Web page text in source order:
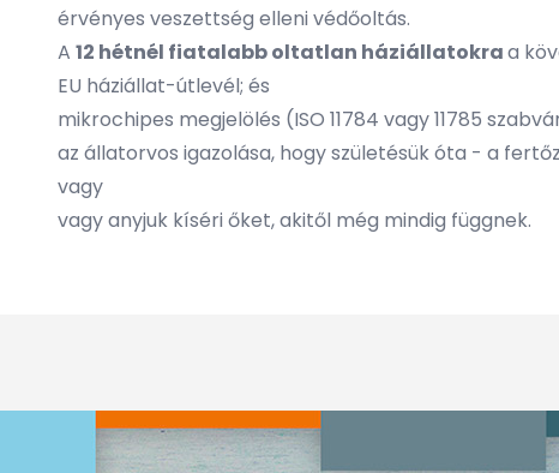
érvényes veszettség elleni védőoltás.
A 12 hétnél fiatalabb oltatlan háziállatokraa
EU háziállat-útlevél; és
mikrochipes megjelölés (ISO 11784 vagy 11785
az állatorvos igazolása, hogy születésük óta - a
vagy
vagy anyjuk kíséri őket, akitől még mindig függnek.